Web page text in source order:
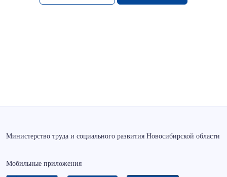
Министерство труда и социального развития Новосибирской области
Мобильные приложения